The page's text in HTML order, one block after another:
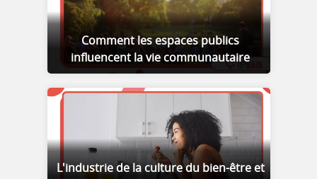
Comment les espaces publics
influencent la vie communautaire
L'industrie de la culture du bien-être et